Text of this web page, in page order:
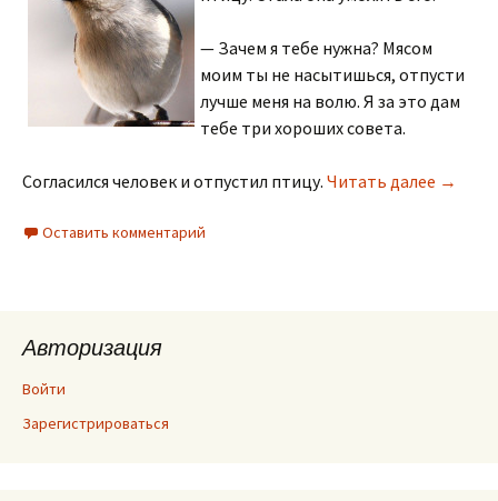
— Зачем я тебе нужна? Мясом
моим ты не насытишься, отпусти
лучше меня на волю. Я за это дам
тебе три хороших совета.
Согласился человек и отпустил птицу. Читать далее →
Оставить комментарий
Авторизация
Войти
Зарегистрироваться